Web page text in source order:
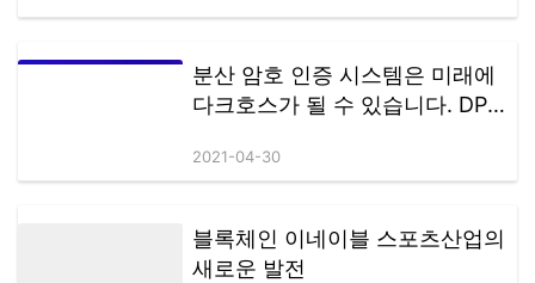
의 국제적인 아티스트 영향력이 더해지며,이번 협업은 AIX가 해외 인지
브릴리언스 팀은 AIX를 핵심 전략 파트너로 공식 편입했으며,양측은 자
원 배분, 실행 속도, 중장기 목표 전반에 걸쳐 안정적인 협업 구조를 구축
해 왔습니다. 또한 지난 1년간 AIX의 성장과 확장 과정에서 지속적으로
분산 암호 인증 시스템은 미래에
다크호스가 될 수 있습니다. DPAS
합니다
2021-04-30
블록체인 이네이블 스포츠산업의
새로운 발전